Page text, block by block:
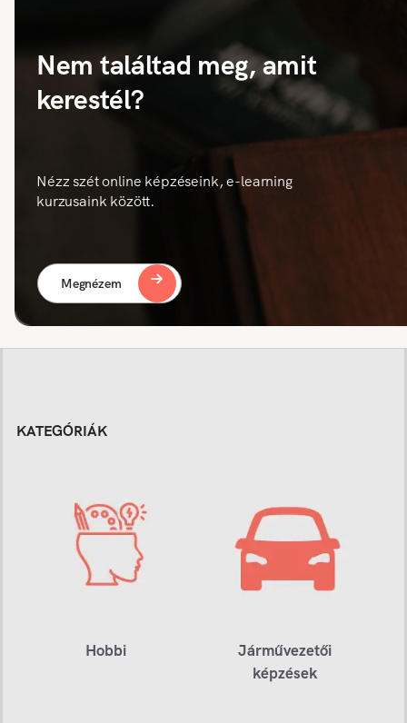
Nem találtad meg, amit
kerestél?
Nézz szét online képzéseink, e-learning
kurzusaink között.
Megnézem
KATEGÓRIÁK
Hobbi
Járművezetői
képzések